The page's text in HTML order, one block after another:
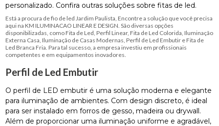
personalizado. Confira outras soluções sobre fitas de led.
Está a procura de fio de led Jardim Paulista, Encontre a solução que você precisa
aqui na KM ILUMINACAO LINEAR E DESIGN. São diversas opções
disponibilizadas, como Fita de Led, Perfil Linear, Fita de Led Colorida, Iluminação
Externa Casa, Iluminação de Casas Modernas, Perfil de Led Embutir e Fita de
Led Branca Fria. Para tal sucesso, a empresa investiu em profissionais
competentes e em equipamentos inovadores.
Perfil de Led Embutir
O perfil de LED embutir é uma solução moderna e elegante
para iluminação de ambientes. Com design discreto, é ideal
para ser instalado em forros de gesso, madeira ou drywall.
Além de proporcionar uma iluminação uniforme e agradável,